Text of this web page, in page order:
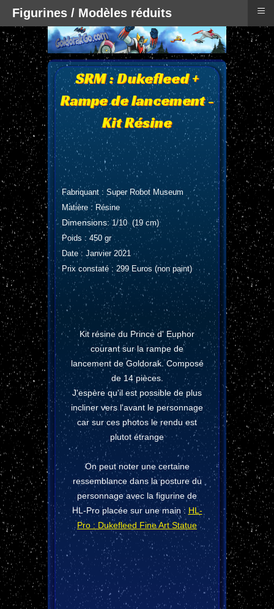
SRM : Dukefleed +
Rampe de lancement -
Kit Résine
Fabriquant : Super Robot Museum
Matière : Résine
Dimensions: 1/10 (19 cm)
Poids : 450 gr
Date : Janvier 2021
Prix constaté : 299 Euros (non paint)
Kit résine du Prince d' Euphor
courant sur la rampe de
lancement de Goldorak. Composé
de 14 pièces.
J'espère qu'il est possible de plus
incliner vers l'avant le personnage
car sur ces photos le rendu est
plutot étrange
On peut noter une certaine
ressemblance dans la posture du
personnage avec la figurine de
HL-Pro placée sur une main : HL-
Pro : Dukefleed Fine Art Statue
Figurines / Modèles réduits ≡